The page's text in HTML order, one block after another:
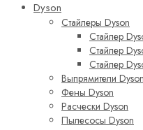
Dyson
Стайлеры Dyson
Стайлер
Стайлер
Стайлер
Выпрямители Dyson
Фены Dyson
Расчески Dyson
Пылесосы Dyson